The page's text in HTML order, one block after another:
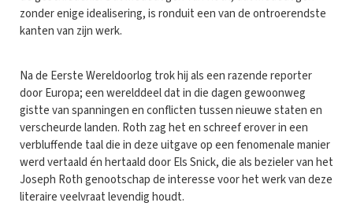
zonder enige idealisering, is ronduit een van de ontroerendste
kanten van zijn werk.
Na de Eerste Wereldoorlog trok hij als een razende reporter
door Europa; een werelddeel dat in die dagen gewoonweg
gistte van spanningen en conflicten tussen nieuwe staten en
verscheurde landen. Roth zag het en schreef erover in een
verbluffende taal die in deze uitgave op een fenomenale manier
werd vertaald én hertaald door Els Snick, die als bezieler van het
Joseph Roth genootschap de interesse voor het werk van deze
literaire veelvraat levendig houdt.